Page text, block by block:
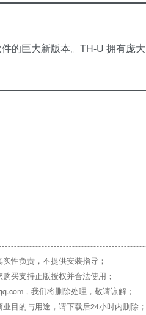
的巨大新版本。TH-U 拥有庞
性负责，不提供安装指导；
买支持正版授权并合法使用；
，我们将删除处理，敬请谅解；
目的与用途，请下载后24小时内删除；